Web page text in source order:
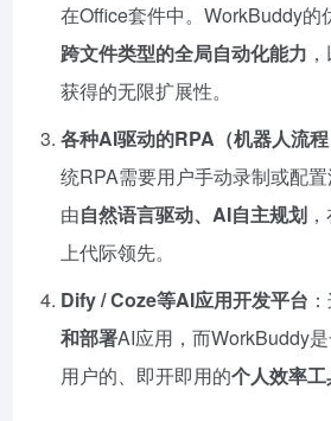
在Office套件中。WorkBuddy的
跨文件类型的全局自动化能力
获得的无限扩展性。
各种AI驱动的RPA（机器人流
统RPA需要用户手动录制或配
由自然语言驱动、AI自主规划
上代际领先。
Dify / Coze等AI应用开发平台
和部署AI应用，而WorkBuddy
用户的、即开即用的个人效率工